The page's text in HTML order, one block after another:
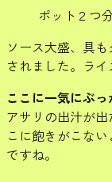
ポット２つ
ソース大盛、具
されました。ライ
ここに一気にぶっ
アサリの出汁が
こに飽きがこな
ですね。